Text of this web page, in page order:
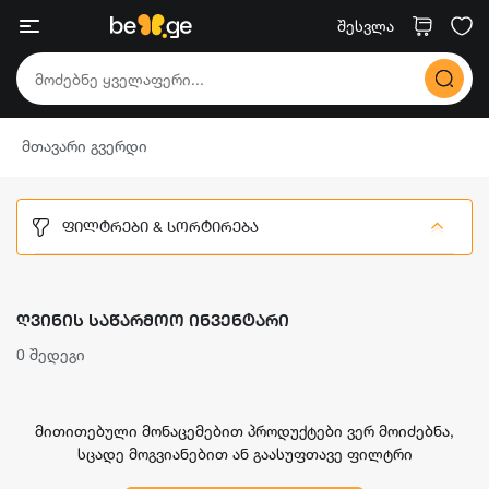
შესვლა
მთავარი გვერდი
ᲤᲘᲚᲢᲠᲔᲑᲘ & ᲡᲝᲠᲢᲘᲠᲔᲑᲐ
ᲦᲕᲘᲜᲘᲡ ᲡᲐᲬᲐᲠᲛᲝᲝ ᲘᲜᲕᲔᲜᲢᲐᲠᲘ
0 შედეგი
მითითებული მონაცემებით პროდუქტები ვერ მოიძებნა,
სცადე მოგვიანებით ან გაასუფთავე ფილტრი